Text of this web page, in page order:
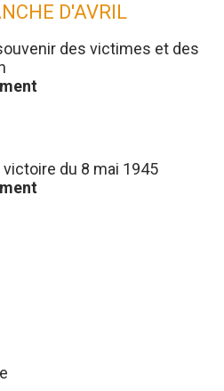
D'AVRIL
des victimes et des
du 8 mai 1945